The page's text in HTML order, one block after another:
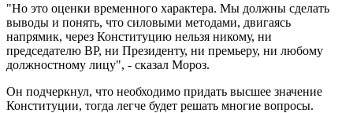
"Но это оценки временного характера. Мы должны сделать
выводы и понять, что силовыми методами, двигаясь
напрямик, через Конституцию нельзя никому, ни
председателю ВР, ни Президенту, ни премьеру, ни любому
должностному лицу", - сказал Мороз.
Он подчеркнул, что необходимо придать высшее значение
Конституции, тогда легче будет решать многие вопросы.